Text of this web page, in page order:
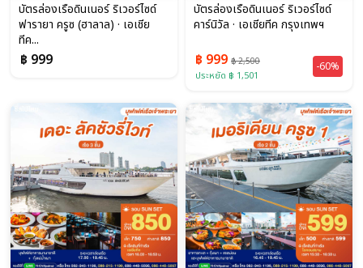
บัตรล่องเรือดินเนอร์ ริเวอร์ไซด์
ฟารายา ครูซ (ฮาลาล) · เอเชีย
ทีค...
฿ 999
บัตรล่องเรือดินเนอร์ ริเวอร์ไซด์
คาร์นิวัล · เอเชียทีค กรุงเทพฯ
฿ 999 ฿ 2,500
ประหยัด ฿ 1,501
-60%